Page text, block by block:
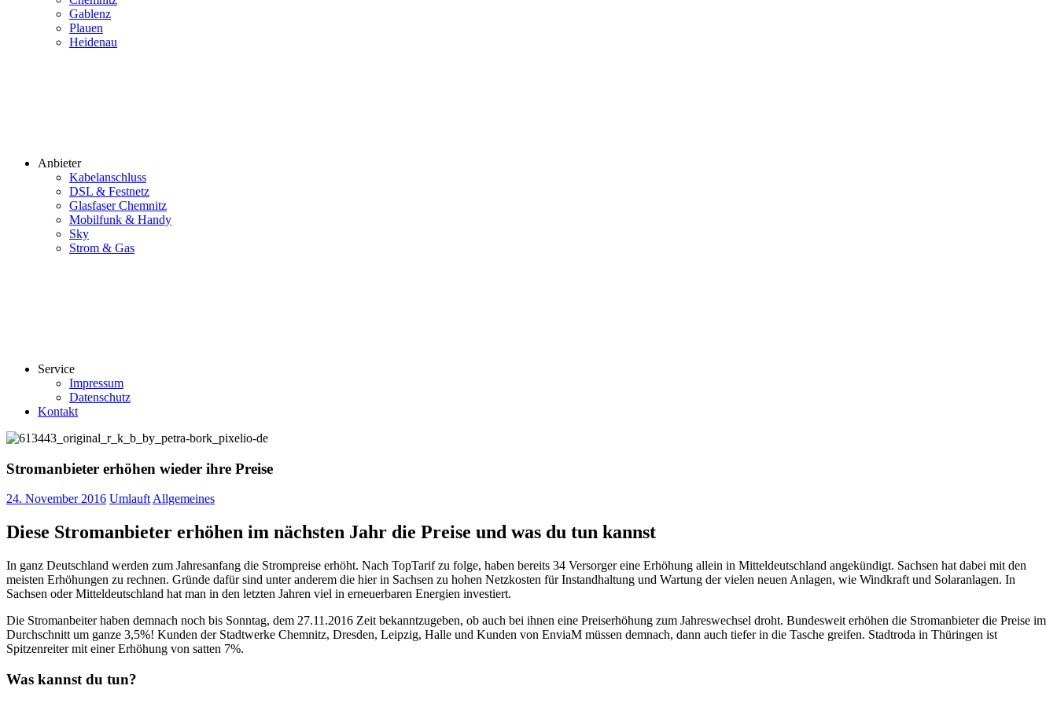
Gablenz
Plauen
Heidenau
Anbieter
Kabelanschluss
DSL & Festnetz
Glasfaser Chemnitz
Mobilfunk & Handy
Sky
Strom & Gas
Service
Impressum
Datenschutz
Kontakt
Stromanbieter erhöhen wieder ihre Preise
24. November 2016 UmlauftAllgemeines
Diese Stromanbieter erhöhen im nächsten Jahr die Preise und was du tun kannst
In ganz Deutschland werden zum Jahresanfang die Strompreise erhöht. Nach TopTarif zu folge, haben bereits 34 Versorger eine Erhöhung allein in Mitteldeutschland angekündigt. Sachsen hat dabei mit den
meisten Erhöhungen zu rechnen. Gründe dafür sind unter anderem die hier in Sachsen zu hohen Netzkosten für Instandhaltung und Wartung der vielen neuen Anlagen, wie Windkraft und Solaranlagen. In
Sachsen oder Mitteldeutschland hat man in den letzten Jahren viel in erneuerbaren Energien investiert.
Die Stromanbeiter haben demnach noch bis Sonntag, dem 27.11.2016 Zeit bekanntzugeben, ob auch bei ihnen eine Preiserhöhung zum Jahreswechsel droht. Bundesweit erhöhen die Stromanbieter die Preise im
Durchschnitt um ganze 3,5%! Kunden der Stadtwerke Chemnitz, Dresden, Leipzig, Halle und Kunden von EnviaM müssen demnach, dann auch tiefer in die Tasche greifen. Stadtroda in Thüringen ist
Spitzenreiter mit einer Erhöhung von satten 7%.
Was kannst du tun?